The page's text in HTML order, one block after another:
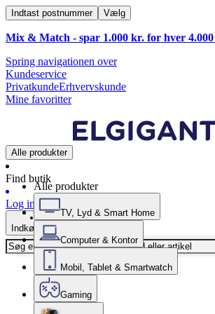
Indtast postnummer Vælg
Mix & Match - spar 1.000 kr. for hver
Spring navigationen over
Kundeservice
PrivatkundeErhvervskunde
Mine favoritter
Alle produkter
Find butik
Log ind
Indkøbskurv
Alle produkter
TV, Lyd & Smart Home
Computer & Kontor
Mobil, Tablet & Smartwatch
Gaming